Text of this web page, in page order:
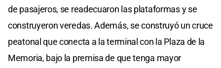
de pasajeros, se readecuaron las plataformas y se
construyeron veredas. Además, se construyó un cruce
peatonal que conecta a la terminal con la Plaza de la
Memoria, bajo la premisa de que tenga mayor